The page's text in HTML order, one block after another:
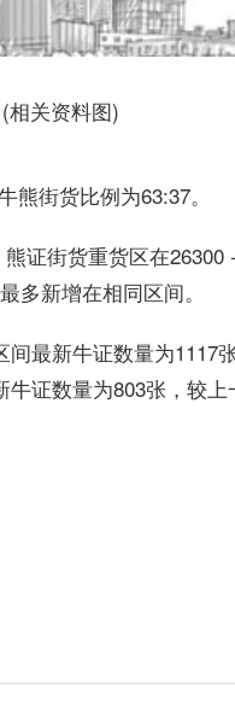
(相关资料图)
街货比例为63:37。
证街货重货区在
多新增在相同区间。
最新牛证数量为1117
证数量为803张，较上